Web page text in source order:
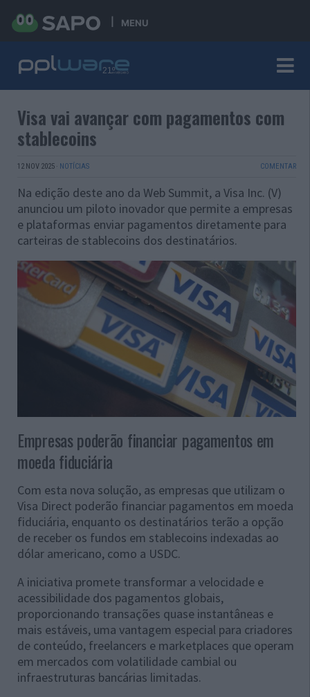
MENU
Visa vai avançar com pagamentos com
stablecoins
12 NOV 2025 · NOTÍCIAS COMENTAR
Na edição deste ano da Web Summit, a Visa Inc. (V)
anunciou um piloto inovador que permite a empresas
e plataformas enviar pagamentos diretamente para
carteiras de stablecoins dos destinatários.
Empresas poderão financiar pagamentos em
moeda fiduciária
Com esta nova solução, as empresas que utilizam o
Visa Direct poderão financiar pagamentos em moeda
fiduciária, enquanto os destinatários terão a opção
de receber os fundos em stablecoins indexadas ao
dólar americano, como a USDC.
A iniciativa promete transformar a velocidade e
acessibilidade dos pagamentos globais,
proporcionando transações quase instantâneas e
mais estáveis, uma vantagem especial para criadores
de conteúdo, freelancers e marketplaces que operam
em mercados com volatilidade cambial ou
infraestruturas bancárias limitadas.